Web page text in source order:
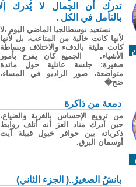
تدرك أن الجمال لا يُدرك إلا
بالتأمل في الكل .
نستعيد نوسطالجيا الماضي اليوم ،لا
لأنها كانت خالية من المتاعب، بل لأنها
كانت مليئة بالدفء والاختلاف وبساطة
الأشياء. الجميع كان يفرح بأمور
صغيرة: جلسة عائلية حول مائدة
متواضعة، صور الراديو في المساء،
ضح�
دمعة من ذاكرة
من ترويع الإحساس بالغربة والضياع،
حين أدرك مناد العز أنه أتلف روابط
ذكرياته بين حوافر خيول قبيلة آيت
أوسمان البرق.
بانشُ الصغيرُ..( الجزء الثاني)